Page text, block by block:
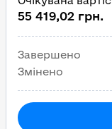
55 419,02 грн.
Завершено
Змінено